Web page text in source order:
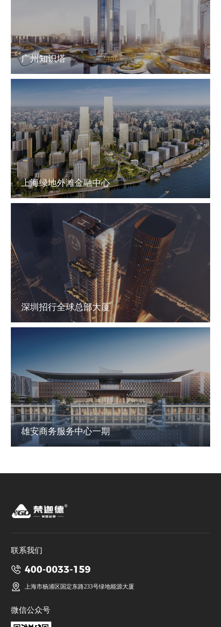
广州知识塔
上海绿地外滩金融中心
深圳招行全球总部大厦
雄安商务服务中心一期
联系我们
400-0033-159
上海市杨浦区国定东路233号绿地能源大厦
微信公众号